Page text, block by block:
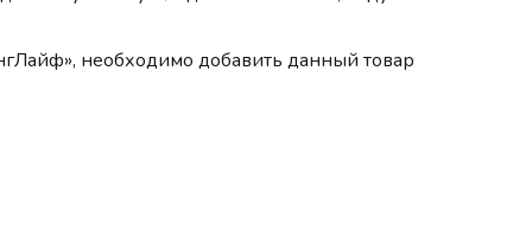
необходимо добавить данный товар